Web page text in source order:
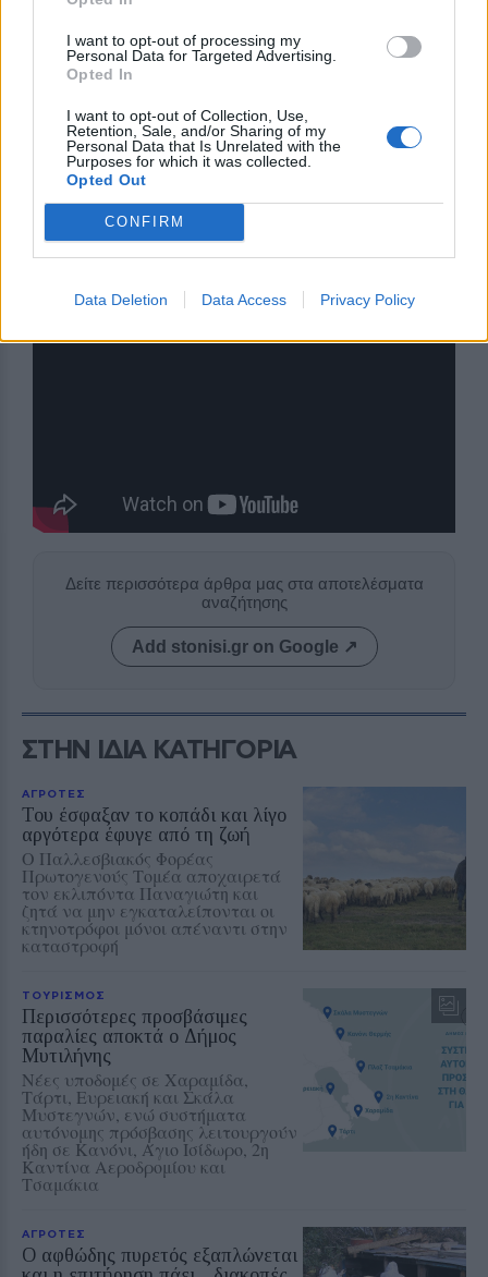
I want to opt-out of processing my
Personal Data for Targeted Advertising.
Opted In
I want to opt-out of Collection, Use,
Retention, Sale, and/or Sharing of my
Personal Data that Is Unrelated with the
Purposes for which it was collected.
Opted Out
CONFIRM
Data Deletion Data Access Privacy Policy
ορίζοντας που καταλήγει σε πηγές υδροδότησης.
νεκροταφείο ζώων» ανέφερε
χαρακτηριστικά.Υποστήριξε ακόμη πως σε
συγκεκριμένα σημεία καταγράφηκαν σοβαρά
προβλήματα δυσοσμίας, ενώ εξέφρασε ανησυχία
για πιθανές επιπτώσεις στη δημόσια υγεία και το
περιβάλλον.
Δείτε περισσότερα άρθρα μας στα αποτελέσματα
αναζήτησης
Add stonisi.gr on Google ↗
ΣΤΗΝ ΙΔΙΑ ΚΑΤΗΓΟΡΙΑ
ΑΓΡΟΤΕΣ
Του έσφαξαν το κοπάδι και λίγο
αργότερα έφυγε από τη ζωή
Ο Παλλεσβιακός Φορέας
Πρωτογενούς Τομέα αποχαιρετά
τον εκλιπόντα Παναγιώτη και
ζητά να μην εγκαταλείπονται οι
κτηνοτρόφοι μόνοι απέναντι στην
καταστροφή
ΤΟΥΡΙΣΜΟΣ
Περισσότερες προσβάσιμες
παραλίες αποκτά ο Δήμος
Μυτιλήνης
Νέες υποδομές σε Χαραμίδα,
Τάρτι, Ευρειακή και Σκάλα
Μυστεγνών, ενώ συστήματα
αυτόνομης πρόσβασης λειτουργούν
ήδη σε Κανόνι, Άγιο Ισίδωρο, 2η
Καντίνα Αεροδρομίου και
Τσαμάκια
ΑΓΡΟΤΕΣ
Ο αφθώδης πυρετός εξαπλώνεται